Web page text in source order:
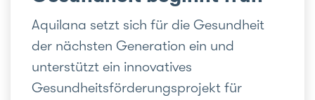
Aquilana setzt sich für die Gesundheit
der nächsten Generation ein und
unterstützt ein innovatives
Gesundheitsförderungsprojekt für